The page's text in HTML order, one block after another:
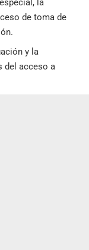
la
de toma de
y la
del acceso a